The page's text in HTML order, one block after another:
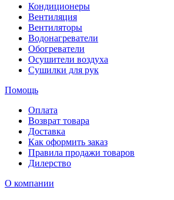
Кондиционеры
Вентиляция
Вентиляторы
Водонагреватели
Обогреватели
Осушители воздуха
Сушилки для рук
Помощь
Оплата
Возврат товара
Доставка
Как оформить заказ
Правила продажи товаров
Дилерство
О компании